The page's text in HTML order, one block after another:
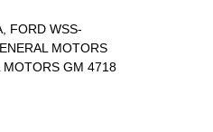
FORD WSS-
MOTORS
MOTORS GM 4718